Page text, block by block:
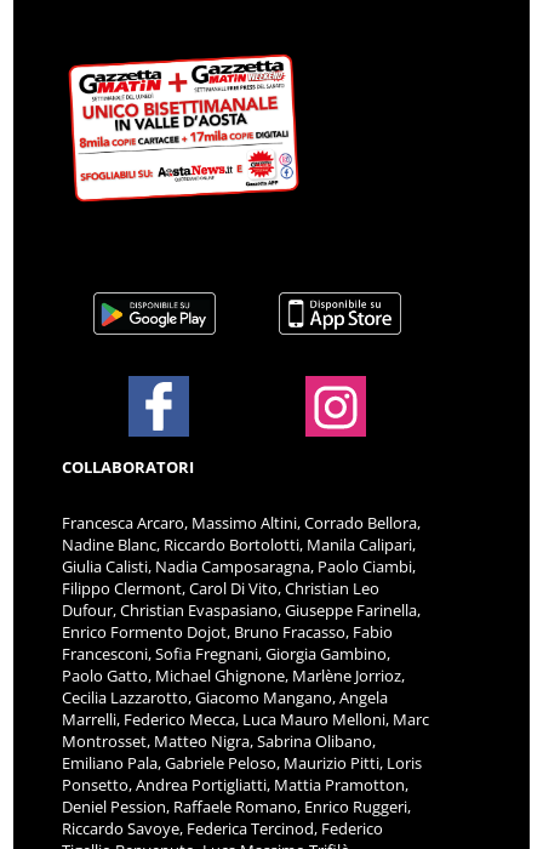
COLLABORATORI
Francesca Arcaro, Massimo Altini, Corrado Bellora,
Nadine Blanc, Riccardo Bortolotti, Manila Calipari,
Giulia Calisti, Nadia Camposaragna, Paolo Ciambi,
Filippo Clermont, Carol Di Vito, Christian Leo
Dufour, Christian Evaspasiano, Giuseppe Farinella,
Enrico Formento Dojot, Bruno Fracasso, Fabio
Francesconi, Sofia Fregnani, Giorgia Gambino,
Paolo Gatto, Michael Ghignone, Marlène Jorrioz,
Cecilia Lazzarotto, Giacomo Mangano, Angela
Marrelli, Federico Mecca, Luca Mauro Melloni, Marc
Montrosset, Matteo Nigra, Sabrina Olibano,
Emiliano Pala, Gabriele Peloso, Maurizio Pitti, Loris
Ponsetto, Andrea Portigliatti, Mattia Pramotton,
Deniel Pession, Raffaele Romano, Enrico Ruggeri,
Riccardo Savoye, Federica Tercinod, Federico